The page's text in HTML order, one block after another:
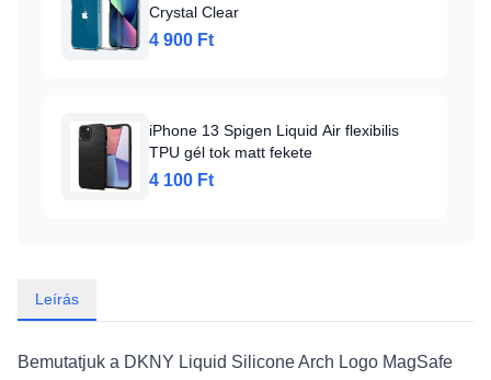
Crystal Clear
4 900 Ft
iPhone 13 Spigen Liquid Air flexibilis
TPU gél tok matt fekete
4 100 Ft
Leírás
Bemutatjuk a DKNY Liquid Silicone Arch Logo MagSafe